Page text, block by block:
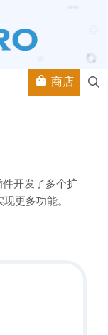
商店
开发了多个扩
更多功能。